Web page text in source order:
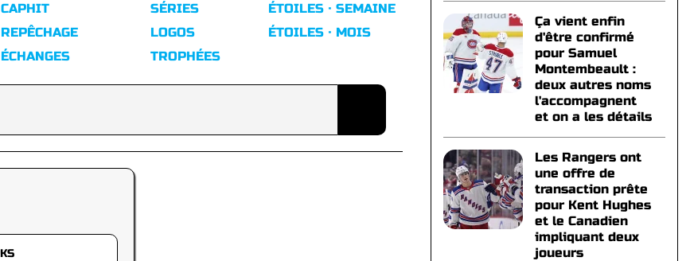
CAPHIT
REPÊCHAGE
ÉCHANGES
SÉRIES
LOGOS
TROPHÉES
ÉTOILES · SEMAINE
ÉTOILES · MOIS
Ça vient enfin
d'être confirmé
pour Samuel
Montembeault :
deux autres noms
l'accompagnent
et on a les détails
Les Rangers ont
une offre de
transaction prête
pour Kent Hughes
et le Canadien
impliquant deux
joueurs